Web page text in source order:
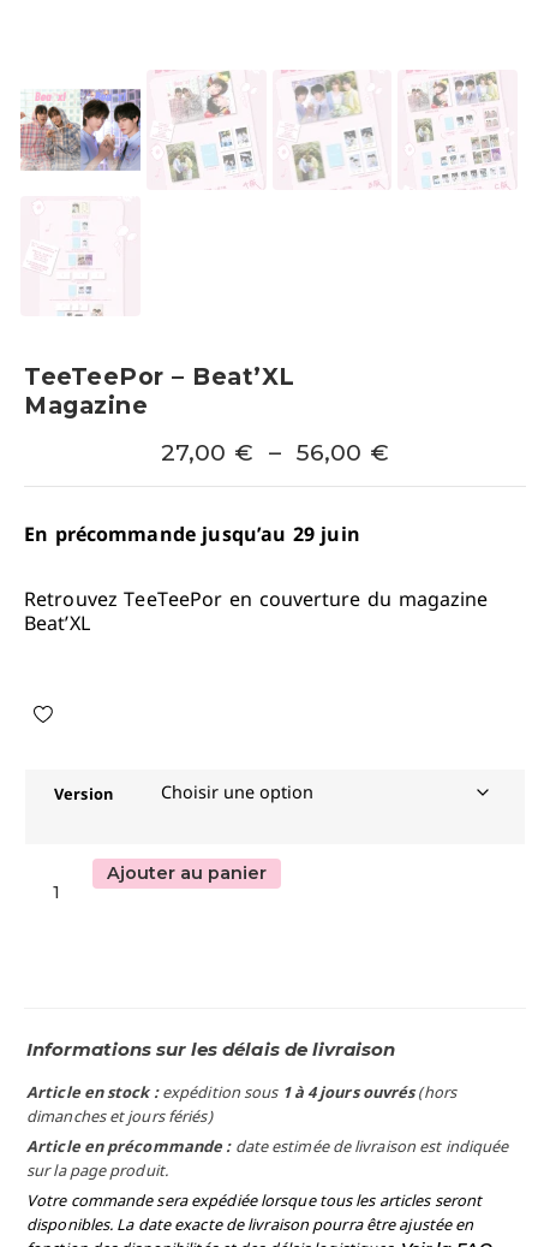
TeeTeePor – Beat’XL
Magazine
27,00 € – 56,00 €
En précommande jusqu’au 29 juin
Retrouvez TeeTeePor en couverture du magazine
Beat’XL
Version
Ajouter au panier
Informations sur les délais de livraison
Article en stock :expédition sous 1 à 4 jours ouvrés(hors
dimanches et jours fériés)
Article en précommande : date estimée de livraison est indiquée
sur la page produit.
Votre commande sera expédiée lorsque tous les articles seront
disponibles. La date exacte de livraison pourra être ajustée en